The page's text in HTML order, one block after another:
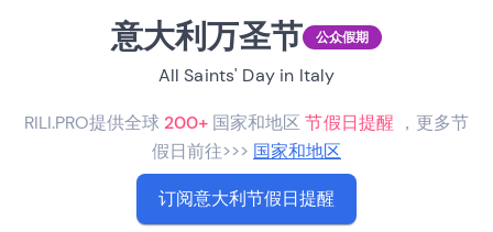
意大利万圣节 公众假期
All Saints' Day in Italy
RILI.PRO提供全球 200+ 国家和地区节假日提醒 ，更多节
假日前往>>> 国家和地区
订阅意大利节假日提醒